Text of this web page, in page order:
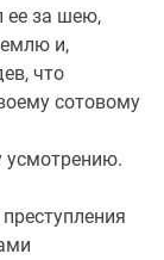
ее за шею,
и,
что
сотовому
усмотрению.